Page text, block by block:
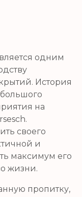
одним
История
на
своего
и
максимум его
жизни.
пропитку,